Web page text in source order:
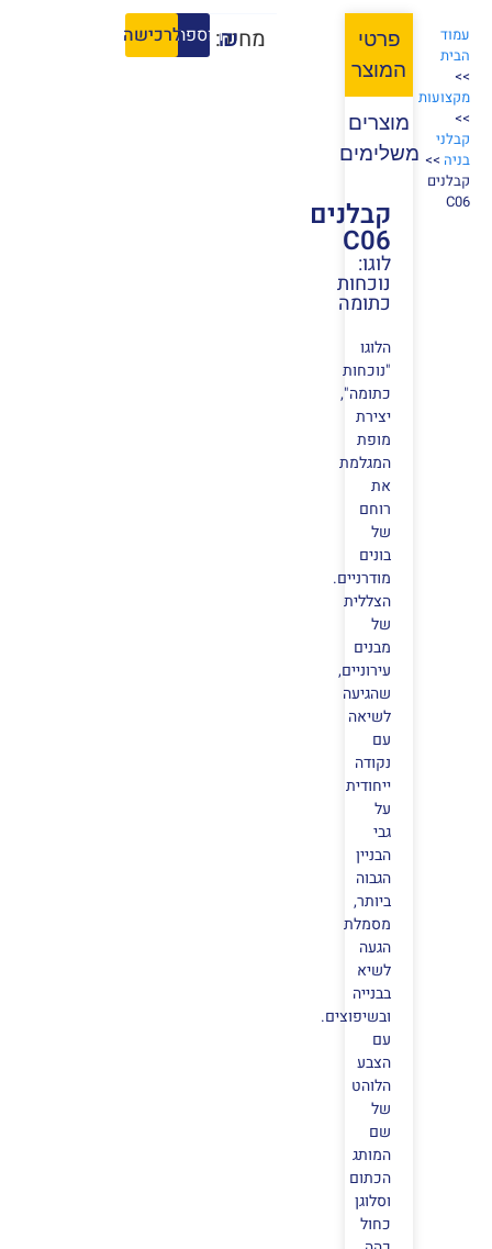
עמוד
הבית
>>
מקצועות
>>
קבלני
בניה>>
קבלנים
C06
פרטי
המוצר
מוצרים
משלימים
קבלנים
C06
לוגו:
נוכחות
כתומה
הלוגו
"נוכחות
כתומה",
יצירת
מופת
המגלמת
את
רוחם
של
בונים
מודרניים.
הצללית
של
מבנים
עירוניים,
שהגיעה
לשיאה
עם
נקודה
ייחודית
על
גבי
הבניין
הגבוה
ביותר,
מסמלת
הגעה
לשיא
בבנייה
ובשיפוצים.
עם
הצבע
הלוהט
של
שם
המותג
הכתום
וסלוגן
כחול
מחיר:
₪הוספה לסל
לרכישה